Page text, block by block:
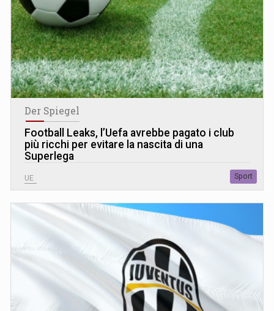
Der Spiegel
Football Leaks, l’Uefa avrebbe pagato i club
più ricchi per evitare la nascita di una
Superlega
UE Sport